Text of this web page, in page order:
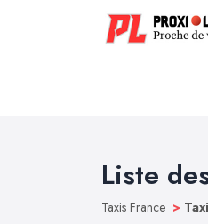
Liste
Taxis France >